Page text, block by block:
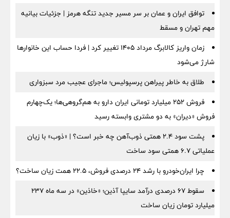
توافق ایران و عمان بر سر مسیر جدید تنگه هرمز | جزئیات بیانیه
مهم تهران و مسقط
زمان واریز کالابرگ مرداد ۱۴۰۵ تغییر کرد | فردا حساب این خانوارها
شارژ می‌شود
طلاق به خاطر پیراهن پرسپولیس؛ ماجرای عجیب مرد سبزواری
فروش ۲۵۲ میلیارد تومانی ایران دارو به هم‌گروهی‌ها؛ یک‌چهارم
فروش «دیران» به دو مشتری وابسته رسید
پشت سود ۲.۴ همتی ذوب‌آهن چه خبر است؟ | «ذوب» با زیان
عملیاتی ۶.۷ همتی سود ساخت
چرا ایران‌خودرو با رشد ۲۴ درصدی فروش، ۲۲.۵ همت زیان ساخت؟
سقوط ۶۷ درصدی درآمد سایپا آذین؛ «خاذین» در سه ماه ۲۳۷
میلیارد تومان زیان ساخت